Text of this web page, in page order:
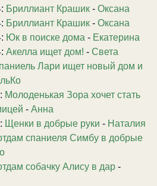
Бриллиант Крашик - Оксана
Бриллиант Крашик - Оксана
Юк в поиске дома - Екатерина
Акелла ищет дом! - Света
Лари ищет новый дом и
Молоденькая Зора хочет стать
- Анна
Щенки в добрые руки - Наталия
спаниеля Симбу в добрые
собачку Алису в дар -